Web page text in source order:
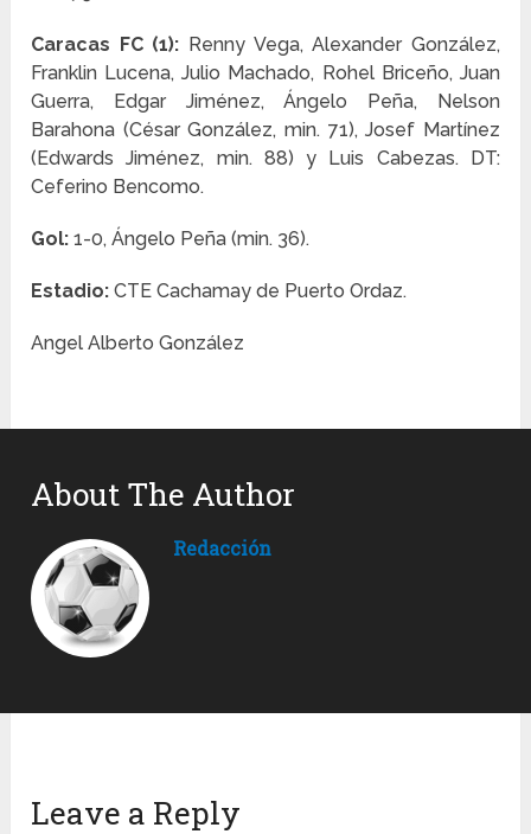
Caracas FC (1): Renny Vega, Alexander González,
Franklin Lucena, Julio Machado, Rohel Briceño, Juan
Guerra, Edgar Jiménez, Ángelo Peña, Nelson
Barahona (César González, min. 71), Josef Martínez
(Edwards Jiménez, min. 88) y Luis Cabezas. DT:
Ceferino Bencomo.
Gol:1-0, Ángelo Peña (min. 36).
Estadio:CTE Cachamay de Puerto Ordaz.
Angel Alberto González
About The Author
Redacción
Leave a Reply